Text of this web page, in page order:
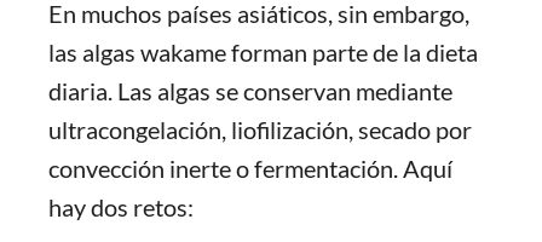
En muchos países asiáticos, sin embargo,
las algas wakame forman parte de la dieta
diaria. Las algas se conservan mediante
ultracongelación, liofilización, secado por
convección inerte o fermentación. Aquí
hay dos retos: